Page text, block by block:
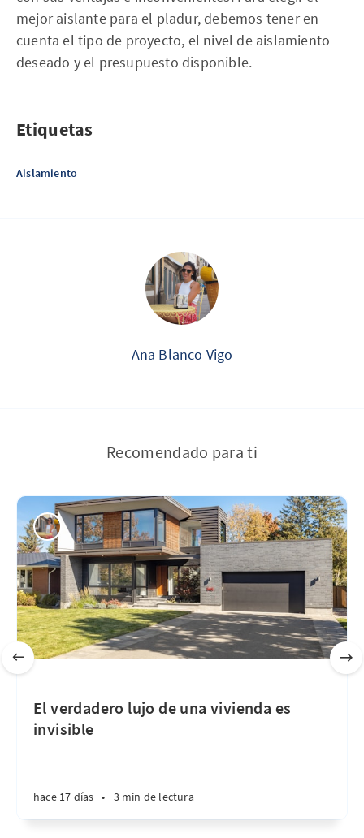
mejor aislante para el pladur, debemos tener en
cuenta el tipo de proyecto, el nivel de aislamiento
deseado y el presupuesto disponible.
Etiquetas
Aislamiento
Ana Blanco Vigo
Recomendado para ti
El verdadero lujo de una vivienda es
invisible
hace 17 días • 3 min de lectura